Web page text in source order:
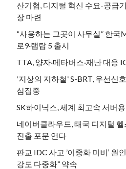
산기협, 디지털 혁신 수요-공급
장 마련
“사용하는 그곳이 사무실” 한국
로9·랩탑 5 출시
TTA, 양자·메타버스·재난 대응
'지상의 지하철' S-BRT, 우선신
심집중
SK하이닉스, 세계 최고속 서버
네이버클라우드, 태국 디지털
진출 포문 연다
판교 IDC 사고 ’이중화 미비‘ 원
강도 다중화” 약속